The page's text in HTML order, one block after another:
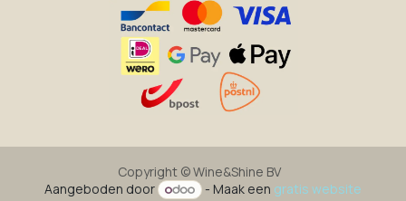
Copyright ©Wine&Shine BV
Aangeboden door
- Maak een gratis website